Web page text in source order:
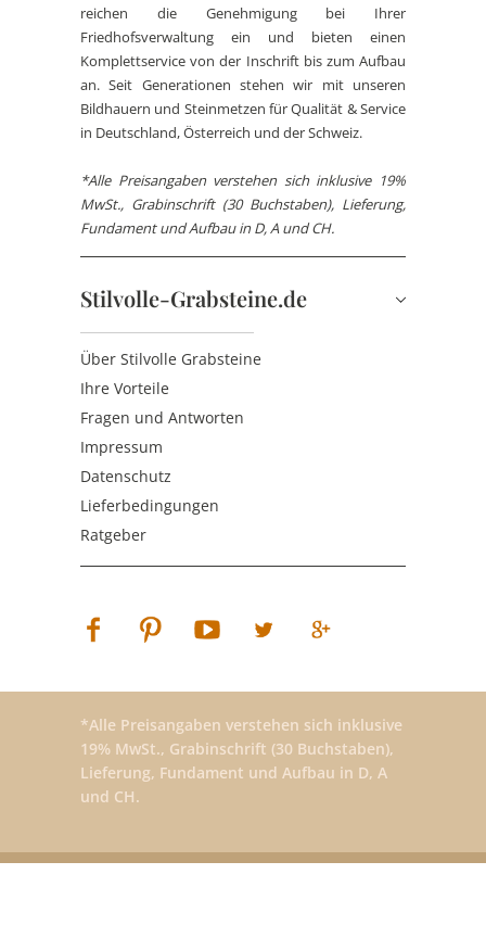
reichen die Genehmigung bei Ihrer
Friedhofsverwaltung ein und bieten einen
Komplettservice von der Inschrift bis zum Aufbau
an. Seit Generationen stehen wir mit unseren
Bildhauern und Steinmetzen für Qualität & Service
in Deutschland, Österreich und der Schweiz.
*Alle Preisangaben verstehen sich inklusive 19%
MwSt., Grabinschrift (30 Buchstaben), Lieferung,
Fundament und Aufbau in D, A und CH.
Stilvolle-Grabsteine.de
Über Stilvolle Grabsteine
Ihre Vorteile
Fragen und Antworten
Impressum
Datenschutz
Lieferbedingungen
Ratgeber
*Alle Preisangaben verstehen sich inklusive
19% MwSt., Grabinschrift (30 Buchstaben),
Lieferung, Fundament und Aufbau in D, A
und CH.